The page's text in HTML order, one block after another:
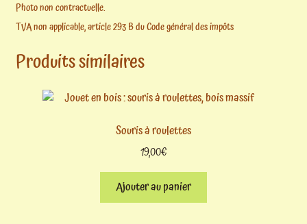
Photo non contractuelle.
TVA non applicable, article 293 B du Code général des impôts
Produits similaires
Souris à roulettes
19,00€
Ajouter au panier